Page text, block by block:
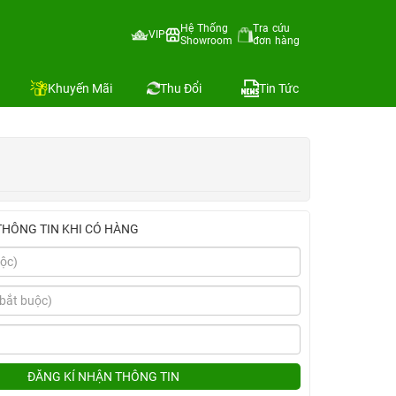
VIP
Hệ Thống
Showroom
Tra cứu
đơn hàng
Khuyến Mãi Thu Đổi Tin Tức
Kingbull)
TIN KHI CÓ HÀNG
ĐĂNG KÍ NHẬN THÔNG TIN